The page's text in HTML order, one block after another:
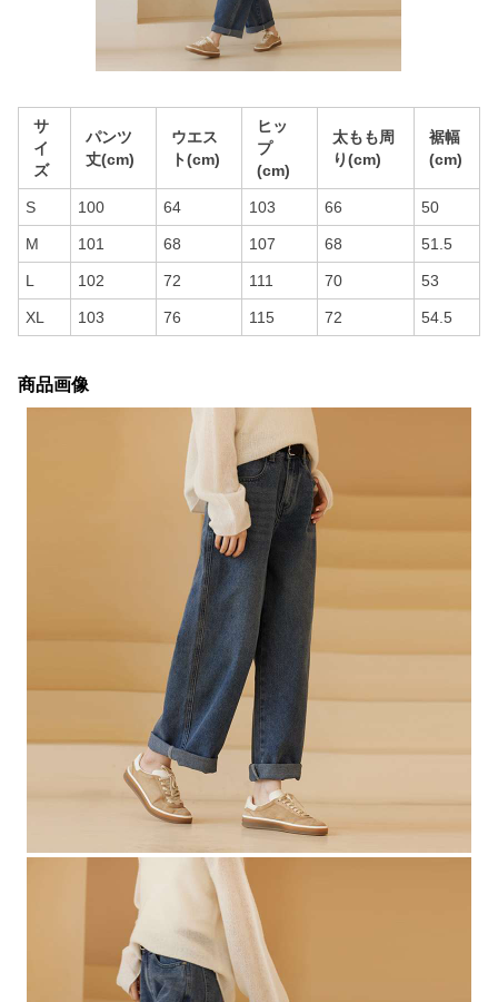
サ
イ
ズ
パンツ
丈(cm)
ウエス
ト(cm)
ヒッ
プ
(cm)
太もも周
り(cm)
裾幅
(cm)
S 100 64 103 66 50
M 101 68 107 68 51.5
L 102 72 111 70 53
XL 103 76 115 72 54.5
商品画像